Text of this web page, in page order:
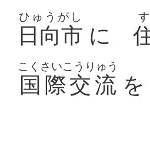
日向市
ひゅうがし
に
す
国際交流
こくさいこうりゅう